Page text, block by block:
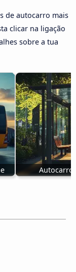
de autocarro mais
clicar na ligação
sobre a tua